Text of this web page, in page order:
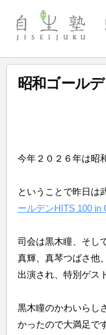
ン
自
塾
昭和ゴール
生
今年２０２６年は昭
ということで昨日は
ールデンHITS 100 in
司会は黒木瞳、そし
真輝、真琴つばさ他
出演され、特別ゲス
黒木瞳のかわいらし
かったので大満足で